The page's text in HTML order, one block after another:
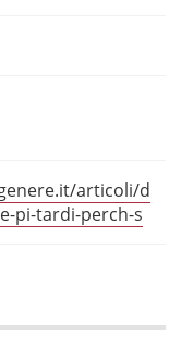
articoli/d
pi-tardi-perch-s